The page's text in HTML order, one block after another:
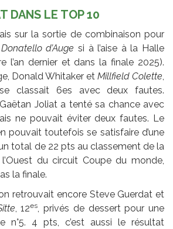
DANS LE TOP 10
sur la sortie de combinaison pour
Donatello d’Auge si à l’aise à la Halle
l’an dernier et dans la finale 2025).
Donald Whitaker et Millfield Colette,
classait 6es avec deux fautes.
Gaëtan Joliat a tenté sa chance avec
ne pouvait éviter deux fautes. Le
pouvait toutefois se satisfaire d’une
total de 22 pts au classement de la
du circuit Coupe du monde,
la finale.
retrouvait encore Steve Guerdat et
, 12es, privés de dessert pour une
n°5. 4 pts, c’est aussi le résultat